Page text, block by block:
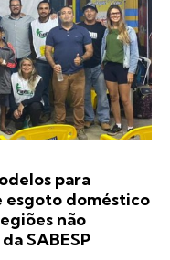
para
doméstico
não
SABESP